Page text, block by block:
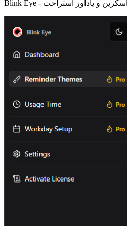
Blink Eye - و یادآور استراحت